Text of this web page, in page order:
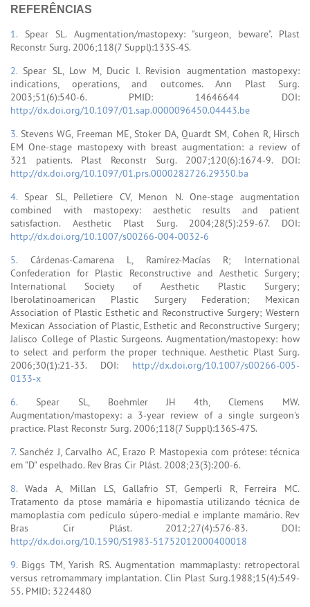
REFERÊNCIAS
1. Spear SL. Augmentation/mastopexy: "surgeon, beware". Plast
Reconstr Surg. 2006;118(7 Suppl):133S-4S.
2.Spear SL, Low M, Ducic I. Revision augmentation mastopexy:
indications, operations, and outcomes. Ann Plast Surg.
2003;51(6):540-6. PMID: 14646644 DOI:
http://dx.doi.org/10.1097/01.sap.0000096450.04443.be
3.Stevens WG, Freeman ME, Stoker DA, Quardt SM, Cohen R, Hirsch
EM One-stage mastopexy with breast augmentation: a review of
321 patients. Plast Reconstr Surg. 2007;120(6):1674-9. DOI:
http://dx.doi.org/10.1097/01.prs.0000282726.29350.ba
4.Spear SL, Pelletiere CV, Menon N. One-stage augmentation
combined with mastopexy: aesthetic results and patient
satisfaction. Aesthetic Plast Surg. 2004;28(5):259-67. DOI:
http://dx.doi.org/10.1007/s00266-004-0032-6
5. Cárdenas-Camarena L, Ramírez-Macías R; International
Confederation for Plastic Reconstructive and Aesthetic Surgery;
International Society of Aesthetic Plastic Surgery;
Iberolatinoamerican Plastic Surgery Federation; Mexican
Association of Plastic Esthetic and Reconstructive Surgery; Western
Mexican Association of Plastic, Esthetic and Reconstructive Surgery;
Jalisco College of Plastic Surgeons. Augmentation/mastopexy: how
to select and perform the proper technique. Aesthetic Plast Surg.
2006;30(1):21-33. DOI: http://dx.doi.org/10.1007/s00266-005-
0133-x
6. Spear SL, Boehmler JH 4th, Clemens MW.
Augmentation/mastopexy: a 3-year review of a single surgeon's
practice. Plast Reconstr Surg. 2006;118(7 Suppl):136S-47S.
7.Sanchéz J, Carvalho AC, Erazo P. Mastopexia com prótese: técnica
em "D" espelhado. Rev Bras Cir Plást. 2008;23(3):200-6.
8. Wada A, Millan LS, Gallafrio ST, Gemperli R, Ferreira MC.
Tratamento da ptose mamária e hipomastia utilizando técnica de
mamoplastia com pedículo súpero-medial e implante mamário. Rev
Bras Cir Plást. 2012;27(4):576-83. DOI:
http://dx.doi.org/10.1590/S1983-51752012000400018
9. Biggs TM, Yarish RS. Augmentation mammaplasty: retropectoral
versus retromammary implantation. Clin Plast Surg.1988;15(4):549-
55. PMID: 3224480